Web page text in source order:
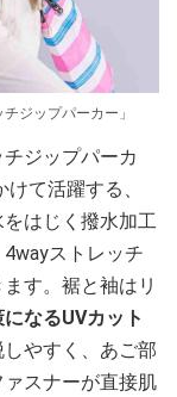
ジップパーカー」
ジップパーカ
て活躍する、
はじく撥水加工
ストレッチ
す。裾と袖はリ
なるUVカット
やすく、あご部
スナーが直接肌